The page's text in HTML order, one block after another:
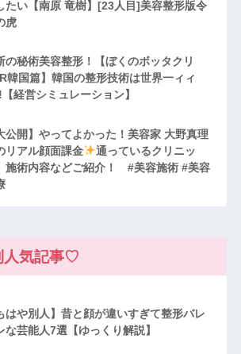
たい【南原 竜樹】[23人目]美容整形版令
虎
の秘術美容整形！【ぼくのボッタクリ
韓国篇】韓国の整形技術は世界一ィィ
【経営シミュレーション】
公開】やってよかった！美容家 大野真理
リアル顔面課金
通っているクリニッ
施術内容などご紹介！ #美容施術 #美容
人気記事♡
はや別人】昔と顔が違いすぎて整形バレ
な芸能人7選【ゆっくり解説】